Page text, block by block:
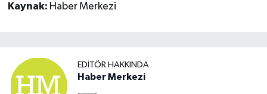
Kaynak: Haber Merkezi
EDITÖR HAKKINDA
Haber Merkezi